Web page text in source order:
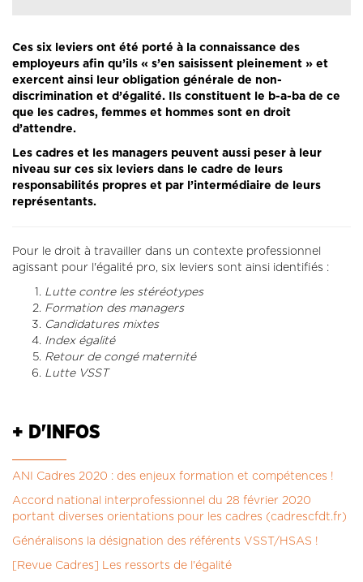
Ces six leviers ont été porté à la connaissance des
employeurs afin qu’ils « s’en saisissent pleinement » et
exercent ainsi leur obligation générale de non-
discrimination et d’égalité. Ils constituent le b-a-ba de ce
que les cadres, femmes et hommes sont en droit
d’attendre.
Les cadres et les managers peuvent aussi peser à leur
niveau sur ces six leviers dans le cadre de leurs
responsabilités propres et par l’intermédiaire de leurs
représentants.
Pour le droit à travailler dans un contexte professionnel
agissant pour l'égalité pro, six leviers sont ainsi identifiés :
Lutte contre les stéréotypes
Formation des managers
Candidatures mixtes
Index égalité
Retour de congé maternité
Lutte VSST
+ D'INFOS
ANI Cadres 2020 : des enjeux formation et compétences !
Accord national interprofessionnel du 28 février 2020
portant diverses orientations pour les cadres (cadrescfdt.fr)
Généralisons la désignation des référents VSST/HSAS !
[Revue Cadres] Les ressorts de l'égalité